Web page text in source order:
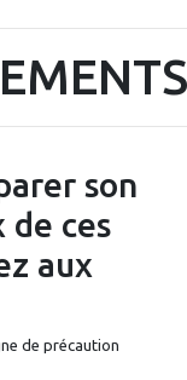
son
de ces
aux
de précaution